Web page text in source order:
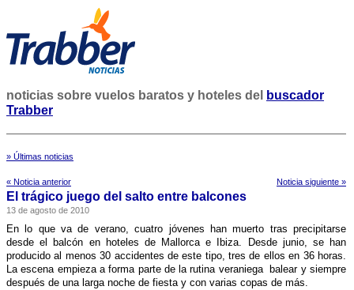
noticias sobre vuelos baratos y hoteles del
buscador
Trabber
» Últimas noticias
« Noticia anterior Noticia siguiente »
El trágico juego del salto entre balcones
13 de agosto de 2010
En lo que va de verano, cuatro jóvenes han muerto tras precipitarse
desde el balcón en hoteles de Mallorca e Ibiza. Desde junio, se han
producido al menos 30 accidentes de este tipo, tres de ellos en 36 horas.
La escena empieza a forma parte de la rutina veraniega balear y siempre
después de una larga noche de fiesta y con varias copas de más.